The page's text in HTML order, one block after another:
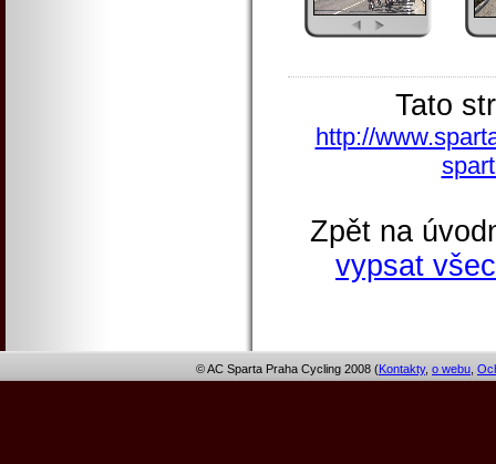
Tato
http://
Zpět na
vypsat
© AC Sparta Praha Cycling 2008 (Kontakty, o webu